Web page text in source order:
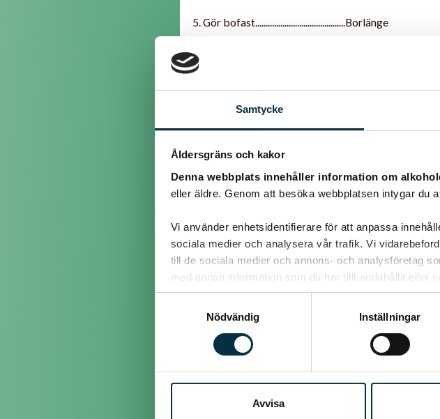
Samtycke
Åldersgräns och kakor
Denna webbplats innehåller information om
eller äldre. Genom att besöka webbplatsen intygar du
Vi använder enhetsidentifierare för att anpassa
sociala medier och analysera vår trafik. Vi
till de sociala medier och annons- och analysföretag
med annan information som du har tillhandahållit eller
Nödvändig
Inställningar
Avvisa
5. Gör bofast...........................................Borlänge
6. Våt omfamning...................................Kramfors
7. Instekshona.........................................Mal-mö
9. Stor böld..............................................Var-berg
10. Samla in.............................................Sala
11. Här förvaras det................................Boden
12. En samling träd..................................Lund
13. Apertif + Italiensk 1:a.......................Kiruna